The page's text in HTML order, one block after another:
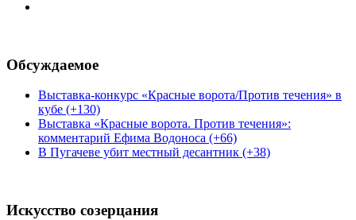
Обсуждаемое
Выставка-конкурс «Красные ворота/Против течения» в
кубе (+130)
Выставка «Красные ворота. Против течения»:
комментарий Ефима Водоноса (+66)
В Пугачеве убит местный десантник (+38)
Искусство созерцания